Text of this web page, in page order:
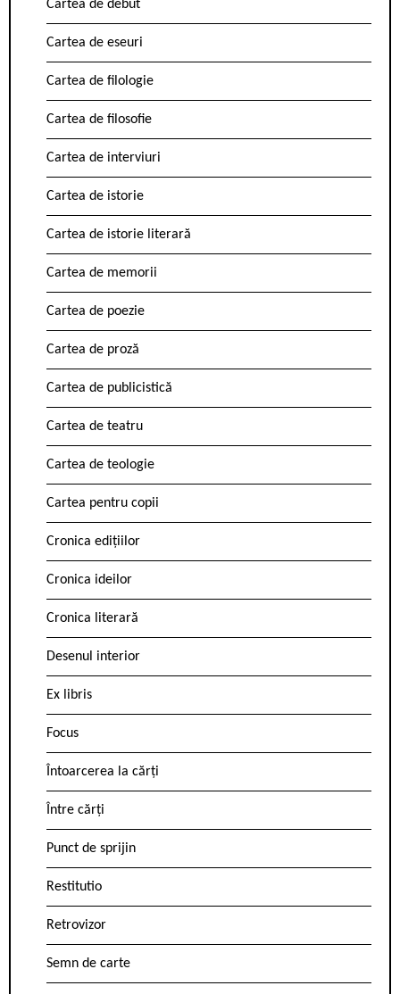
Cartea de debut
Cartea de eseuri
Cartea de filologie
Cartea de filosofie
Cartea de interviuri
Cartea de istorie
Cartea de istorie literară
Cartea de memorii
Cartea de poezie
Cartea de proză
Cartea de publicistică
Cartea de teatru
Cartea de teologie
Cartea pentru copii
Cronica edițiilor
Cronica ideilor
Cronica literară
Desenul interior
Ex libris
Focus
Întoarcerea la cărți
Între cărți
Punct de sprijin
Restitutio
Retrovizor
Semn de carte